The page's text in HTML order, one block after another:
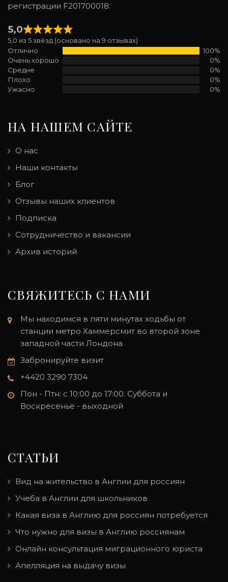
регистрации F201700018.
5,0
5,0 из 5 звёзд (основано на 9 отзывах)
Отлично
100%
Очень хорошо
0%
Средне
0%
Плохо
0%
Ужасно
0%
НА НАШЕМ САЙТЕ
О нас
Наши контакты
Блог
Отзывы наших клиентов
Подписка
Сотрудничество и вакансии
Архив историй
СВЯЖИТЕСЬ С НАМИ
Мы находимся в пяти минутах ходьбы от
станции метро Хаммерсмит во второй зоне
западной части Лондона
Забронируйте визит
+4420 3290 7304
Пон - Птн: с 10:00 до 17:00. Суббота и
Воскресенье - выходной
СТАТЬИ
Вид на жительство в Англии для россиян
Учеба в Англии для школьников
Какая виза в Англию для россиян потребуется
Что нужно для визы в Англию россиянам
Онлайн консультация миграционного юриста
Апелляция на выдачу визы